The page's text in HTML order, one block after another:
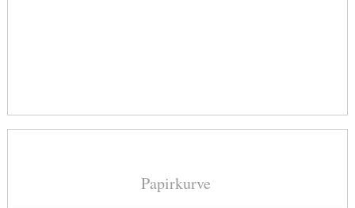
Papirkurve ​